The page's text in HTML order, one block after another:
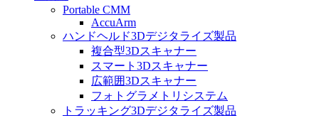
Portable CMM
AccuArm
ハンドヘルド3Dデジタライズ製品
複合型3Dスキャナー
スマート3Dスキャナー
広範囲3Dスキャナー
フォトグラメトリシステム
トラッキング3Dデジタライズ製品